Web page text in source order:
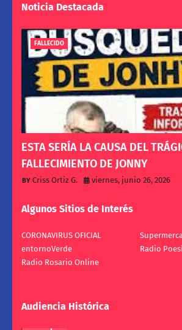
Noticia Destacada
FALLECIDO
ESTA SERÍA LA CAUSA DEL
FALLECIMIENTO DE JONNY
Criss Ortiz G. viernes, junio 26, 2026
Algunos Sitios de Interés
CORONAVIRUS OFICIAL
entornoVerde
Radio
Radio Rosario Online
Audiencia Histórica